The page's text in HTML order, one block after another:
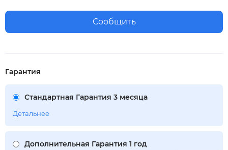
Сообщить
Гарантия
Стандартная Гарантия 3 месяца
Детальнее
Дополнительная Гарантия 1 год